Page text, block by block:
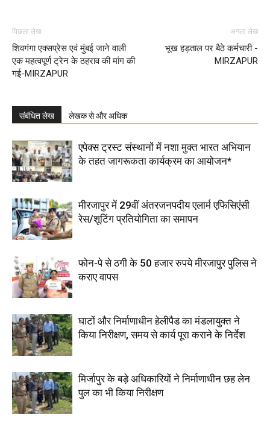
पिछला लेख
शिवगंगा एक्सप्रेस एवं मुंबई जाने वाली
एक महत्वपूर्ण ट्रेन के ठहराव की मांग की
गई-MIRZAPUR
अगला लेख
भूख हड़ताल पर बैठे कर्मचारी -
MIRZAPUR
संबंधित लेख लेखक से और अधिक
एपेक्स ट्रस्ट संस्थानों में नशा मुक्त भारत अभियान
के तहत जागरूकता कार्यक्रम का आयोजन*
मीरजापुर में 29वीं अंतरजनपदीय एलार्म एफिसिएंसी
रेस/शूटिंग प्रतियोगिता का समापन
फोन-पे से ठगी के 50 हजार रुपये मीरजापुर पुलिस ने
कराए वापस
घाटों और निर्माणाधीन हेलीपैड का मंडलायुक्त ने
किया निरीक्षण, समय से कार्य पूरा कराने के निर्देश
मिर्जापुर के बड़े अधिकारियों ने निर्माणाधीन छह लेन
पुल का भी किया निरीक्षण